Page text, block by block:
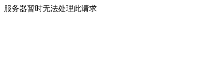
服务器暂时无法处理此请求